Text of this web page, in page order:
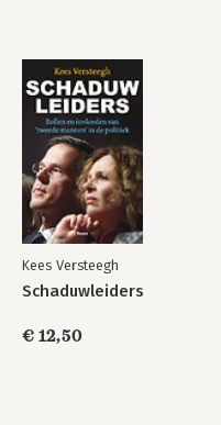
Kees Versteegh
Schaduwleiders
€ 12,50